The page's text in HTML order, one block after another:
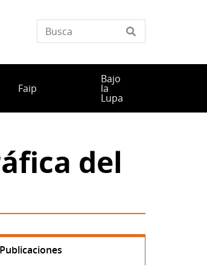
Faip
Bajo
la
Lupa
del
Publicaciones